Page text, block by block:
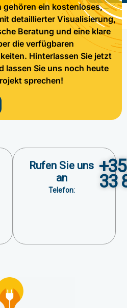
gehören ein kostenloses,
detaillierter Visualisierung,
Beratung und eine klare
die verfügbaren
Hinterlassen Sie jetzt
lassen Sie uns noch heute
sprechen!
Rufen Sie uns
an
Telefon: 33